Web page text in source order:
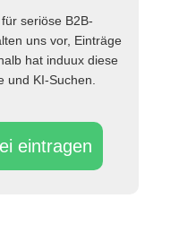
eintragen
seriöse B2B-
uns vor, Einträge
hat induux diese
und KI-Suchen.